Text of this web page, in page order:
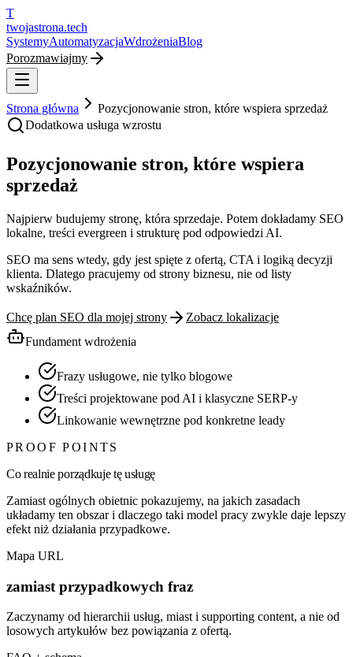
T
twojastrona.tech
SystemyAutomatyzacjaWdrożeniaBlog
Porozmawiajmy
Strona główna
Pozycjonowanie stron, które wspiera sprzedaż
Dodatkowa usługa wzrostu
Pozycjonowanie stron, które wspiera
sprzedaż
Najpierw budujemy stronę, która sprzedaje. Potem dokładamy SEO
lokalne, treści evergreen i strukturę pod odpowiedzi AI.
SEO ma sens wtedy, gdy jest spięte z ofertą, CTA i logiką decyzji
klienta. Dlatego pracujemy od strony biznesu, nie od listy
wskaźników.
Chcę plan SEO dla mojej strony
Zobacz lokalizacje
Fundament wdrożenia
Frazy usługowe, nie tylko blogowe
Treści projektowane pod AI i klasyczne SERP-y
Linkowanie wewnętrzne pod konkretne leady
PROOF POINTS
Co realnie porządkuje tę usługę
Zamiast ogólnych obietnic pokazujemy, na jakich zasadach
układamy ten obszar i dlaczego taki model pracy zwykle daje lepszy
efekt niż działania przypadkowe.
Mapa URL
zamiast przypadkowych fraz
Zaczynamy od hierarchii usług, miast i supporting content, a nie od
losowych artykułów bez powiązania z ofertą.